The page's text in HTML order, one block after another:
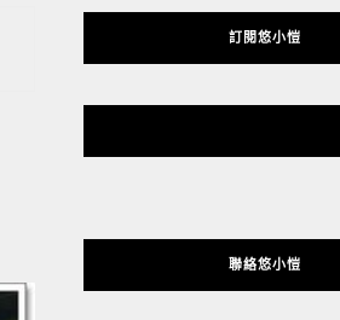
訂閱悠小愷
聯絡悠小愷